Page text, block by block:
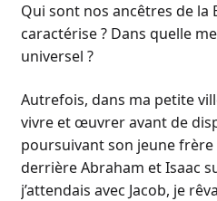
Qui sont nos ancêtres de la
caractérise ? Dans quelle
universel ?
Autrefois, dans ma petite
vivre et œuvrer avant de
poursuivant son jeune frère
derrière Abraham et Isaac
j’attendais avec Jacob, je